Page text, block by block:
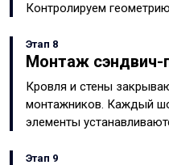
Контролируем
Этап 8
Монтаж сэндвич-
Кровля и стены
монтажников. Каждый
элементы
Этап 9